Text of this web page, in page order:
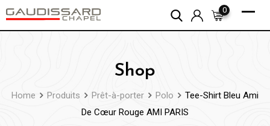
Skip
to
0
Shop
Home Produits Prêt-à-porter Polo
Tee-Shirt Bleu Ami
De Cœur Rouge AMI PARIS